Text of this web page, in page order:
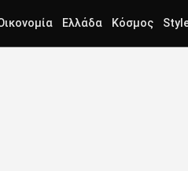
Ελλάδα Κόσμος